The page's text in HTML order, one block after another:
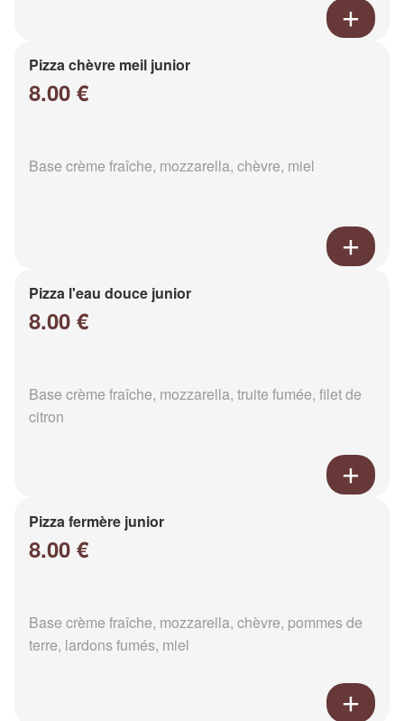
Pizza chèvre meil junior
8.00 €
Base crème fraîche, mozzarella, chèvre, miel
Pizza l'eau douce junior
8.00 €
Base crème fraîche, mozzarella, truite fumée, filet de
citron
Pizza fermère junior
8.00 €
Base crème fraîche, mozzarella, chèvre, pommes de
terre, lardons fumés, miel